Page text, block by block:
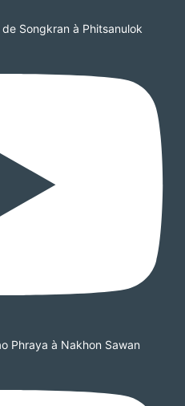
Songkran à Phitsanulok
Phraya à Nakhon Sawan